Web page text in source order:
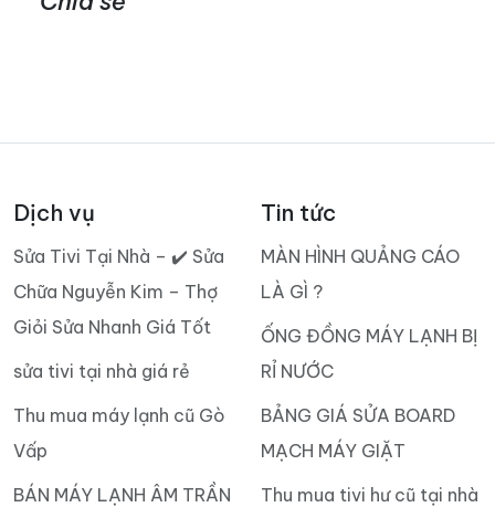
Dịch vụ
Sửa Tivi Tại Nhà – ✔️ Sửa
Chữa Nguyễn Kim – Thợ
Giỏi Sửa Nhanh Giá Tốt
sửa tivi tại nhà giá rẻ
Thu mua máy lạnh cũ Gò
Vấp
BÁN MÁY LẠNH ÂM TRẦN
Tin tức
MÀN HÌNH QUẢNG CÁO
LÀ GÌ ?
ỐNG ĐỒNG MÁY LẠNH BỊ
RỈ NƯỚC
BẢNG GIÁ SỬA BOARD
MẠCH MÁY GIẶT
Thu mua tivi hư cũ tại nhà